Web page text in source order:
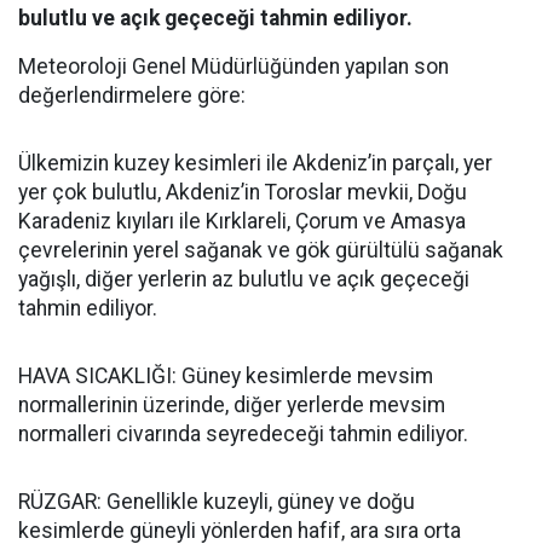
bulutlu ve açık geçeceği tahmin ediliyor.
Meteoroloji Genel Müdürlüğünden yapılan son
değerlendirmelere göre:
Ülkemizin kuzey kesimleri ile Akdeniz’in parçalı, yer
yer çok bulutlu, Akdeniz’in Toroslar mevkii, Doğu
Karadeniz kıyıları ile Kırklareli, Çorum ve Amasya
çevrelerinin yerel sağanak ve gök gürültülü sağanak
yağışlı, diğer yerlerin az bulutlu ve açık geçeceği
tahmin ediliyor.
HAVA SICAKLIĞI: Güney kesimlerde mevsim
normallerinin üzerinde, diğer yerlerde mevsim
normalleri civarında seyredeceği tahmin ediliyor.
RÜZGAR: Genellikle kuzeyli, güney ve doğu
kesimlerde güneyli yönlerden hafif, ara sıra orta